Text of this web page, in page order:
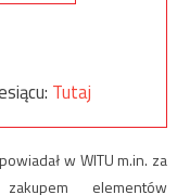
Tutaj
w WITU m.in. za
elementów